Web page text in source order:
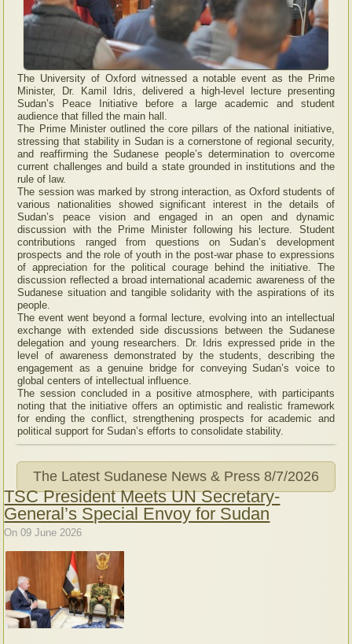
The University of Oxford witnessed a notable event as the Prime
Minister, Dr. Kamil Idris, delivered a high-level lecture presenting
Sudan’s Peace Initiative before a large academic and student
audience that filled the main hall.
The Prime Minister outlined the core pillars of the national initiative,
stressing that stability in Sudan is a cornerstone of regional security,
and reaffirming the Sudanese people’s determination to overcome
current challenges and build a state grounded in institutions and the
rule of law.
The session was marked by strong interaction, as Oxford students of
various nationalities showed significant interest in the details of
Sudan’s peace vision and engaged in an open and dynamic
discussion with the Prime Minister following his lecture. Student
contributions ranged from questions on Sudan’s development
prospects and the role of youth in the post-war phase to expressions
of appreciation for the political courage behind the initiative. The
discussion reflected a broad international academic awareness of the
Sudanese situation and tangible solidarity with the aspirations of its
people.
The event went beyond a formal lecture, evolving into an intellectual
exchange with extended side discussions between the Sudanese
delegation and young researchers. Dr. Idris expressed pride in the
level of awareness demonstrated by the students, describing the
engagement as a genuine bridge for conveying Sudan’s voice to
global centers of intellectual influence.
The session concluded in a positive atmosphere, with participants
noting that the initiative offers an optimistic and realistic framework
for ending the conflict, strengthening prospects for academic and
political support for Sudan’s efforts to consolidate stability.
The Latest Sudanese News & Press 8/7/2026
TSC President Meets UN Secretary-
General’s Special Envoy for Sudan
On 09 June 2026